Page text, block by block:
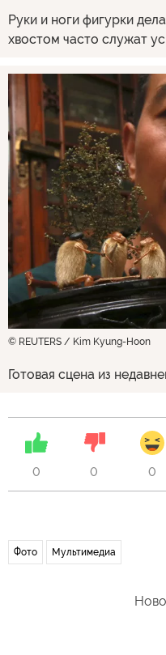
Руки и ноги фигурки
хвостом часто служат
© REUTERS / Kim Kyung-Hoon
Готовая сцена из
0 0 0
Фото Мультимедиа